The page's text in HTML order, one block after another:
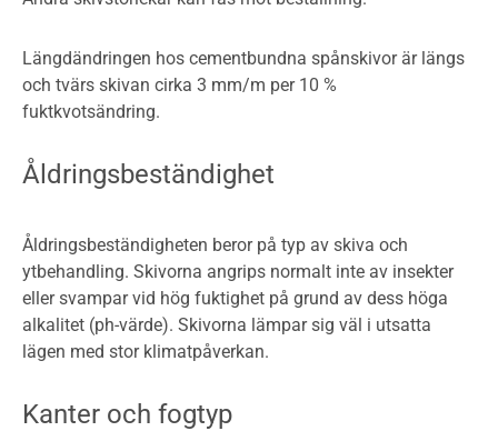
Längdändringen hos cementbundna spånskivor är längs
och tvärs skivan cirka 3 mm/m per 10 %
fuktkvotsändring.
Åldringsbeständighet
Åldringsbeständigheten beror på typ av skiva och
ytbehandling. Skivorna angrips normalt inte av insekter
eller svampar vid hög fuktighet på grund av dess höga
alkalitet (ph-värde). Skivorna lämpar sig väl i utsatta
lägen med stor klimatpåverkan.
Kanter och fogtyp